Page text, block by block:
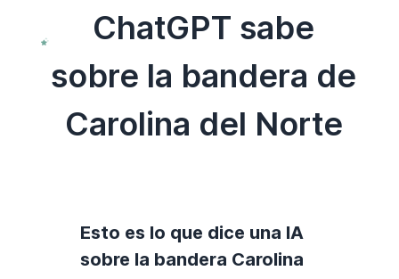
ChatGPT sabe
sobre la bandera de
Carolina del Norte
Esto es lo que dice una IA
sobre la bandera Carolina